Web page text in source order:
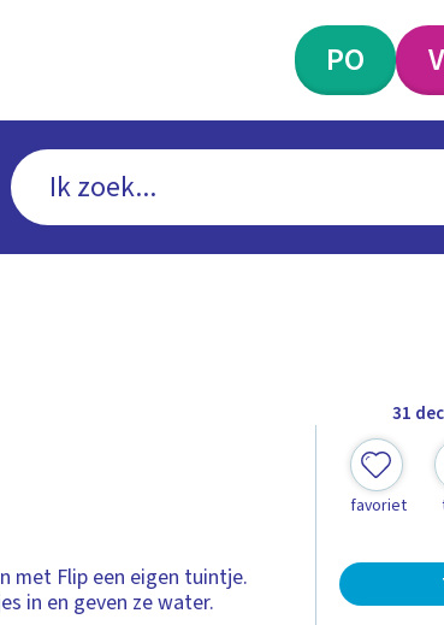
PO
31
met Flip een eigen tuintje.
in en geven ze water.
favoriet